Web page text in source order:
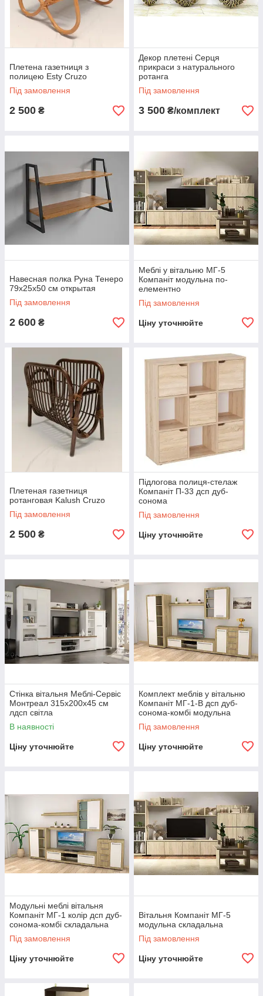
Плетена газетниця з
полицею Esty Cruzo
Під замовлення
2 500 ₴
Декор плетені Серця
прикраси з натурального
ротанга
Під замовлення
3 500 ₴/комплект
Навесная полка Руна Тенеро
79х25х50 см открытая
Під замовлення
2 600 ₴
Меблі у вітальню МГ-5
Компаніт модульна по-
елементно
Під замовлення
Ціну уточнюйте
Плетеная газетниця
ротанговая Kalush Cruzo
Під замовлення
2 500 ₴
Підлогова полиця-стелаж
Компаніт П-33 дсп дуб-
сонома
Під замовлення
Ціну уточнюйте
Стінка вітальня Меблі-Сервіс
Монтреал 315х200х45 см
лдсп світла
В наявності
Ціну уточнюйте
Комплект меблів у вітальню
Компаніт МГ-1-B дсп дуб-
сонома-комбі модульна
Під замовлення
Ціну уточнюйте
Модульні меблі вітальня
Компаніт МГ-1 колір дсп дуб-
сонома-комбі складальна
Під замовлення
Ціну уточнюйте
Вітальня Компаніт МГ-5
модульна складальна
Під замовлення
Ціну уточнюйте